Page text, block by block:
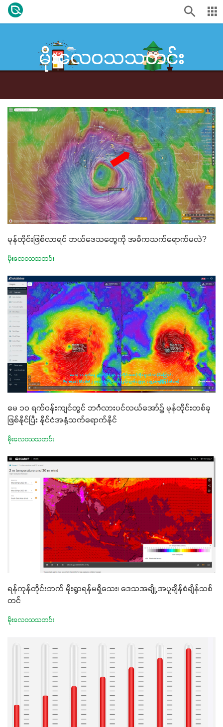
မိုးလေဝသသတင်း
မုန်တိုင်းဖြစ်လာရင် ဘယ်ဒေသတွေကို အဓိကသက်ရောက်မလဲ?
မိုးလေဝသသတင်း
မေ ၁၀ ရက်ဝန်းကျင်တွင် ဘင်္ဂလားပင်လယ်အော်၌ မုန်တိုင်းတစ်ခု
ဖြစ်နိုင်ပြီး နိုင်ငံအနှံ့သက်ရောက်နိုင်
မိုးလေဝသသတင်း
ရန်ကုန်တိုင်းဘက် မိုးရွာရန်မရှိသေး၊ ဒေသအချို့ အပူချိန်စံချိန်သစ်
တင်
မိုးလေဝသသတင်း